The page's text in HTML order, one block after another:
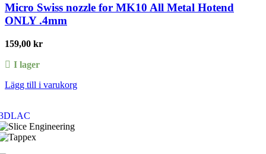
Micro Swiss nozzle for MK10 All Metal Hotend
ONLY .4mm
159,00 kr
I lager
Lägg till i varukorg